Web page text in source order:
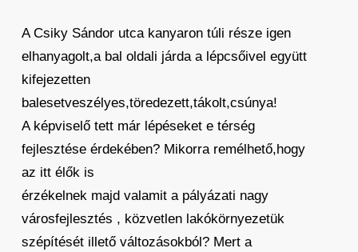
A Csiky Sándor utca kanyaron túli része igen
elhanyagolt,a bal oldali járda a lépcsőivel együtt
kifejezetten
balesetveszélyes,töredezett,tákolt,csúnya!
A képviselő tett már lépéseket e térség
fejlesztése érdekében? Mikorra remélhető,hogy
az itt élők is
érzékelnek majd valamit a pályázati nagy
városfejlesztés , közvetlen lakókörnyezetük
szépítését illető változásokból? Mert a